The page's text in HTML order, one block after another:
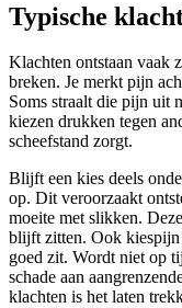
Typische
Klachten ontstaan vaak
breken. Je merkt pijn
Soms straalt die pijn uit
kiezen drukken tegen
scheefstand zorgt.
Blijft een kies deels
op. Dit veroorzaakt
moeite met slikken.
blijft zitten. Ook
goed zit. Wordt niet op
schade aan
klachten is het laten